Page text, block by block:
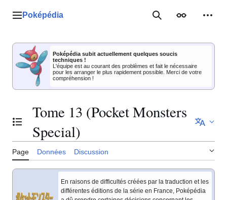
Menu principal
Poképédia RechercherApparence
Poképédia subit actuellement quelques soucis
techniques !
L'équipe est au courant des problèmes et fait le nécessaire
pour les arranger le plus rapidement possible. Merci de votre
compréhension !
Basculer la table des matières
Tome 13 (Pocket Monsters
Special)
Page Données Discussion
En raisons de difficultés créées par la traduction et les
différentes éditions de la série en France, Poképédia